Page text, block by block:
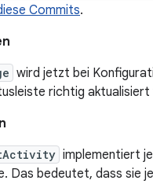
Commits.
wird jetzt bei
richtig aktualisiert
implementiert
Das bedeutet, dass sie